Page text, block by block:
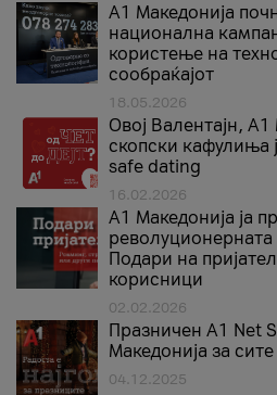
A1 Македонија
национална
користење на
сообраќајот
18.05.2026
Овој Валентајн,
скопски кафулиња
safe dating
16.02.2026
А1 Македонија ја
Подари на
корисници
02.02.2026
Празничен A1 Net
Македонија за
04.12.2025